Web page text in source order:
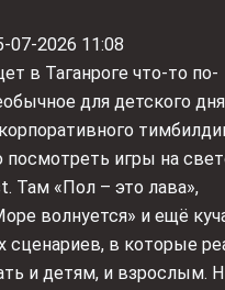
07-2026 11:08
в Таганроге что-то по-
для детского дня
посмотреть игры на
Там «Пол – это лава»,
волнуется» и ещё
сценариев, в которые
и детям, и взрослым.